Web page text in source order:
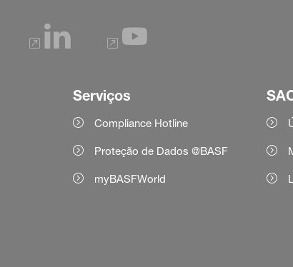
Serviços
Compliance Hotline
Proteção de Dados @BASF
myBASFWorld